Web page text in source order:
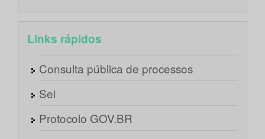
Links rápidos
Consulta pública de processos
Sei
Protocolo GOV.BR